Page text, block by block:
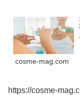
cosme-mag.com
https://cosme-